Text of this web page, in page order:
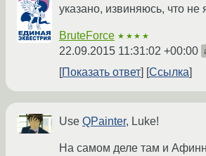
указано, извиняюсь, что не
BruteForce ★★★★
22.09.2015 11:31:02 +00:00
Показать ответ Ссылка
Use QPainter, Luke!
На самом деле там и